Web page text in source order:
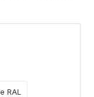
RAL